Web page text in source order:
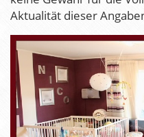
Aktualität dieser